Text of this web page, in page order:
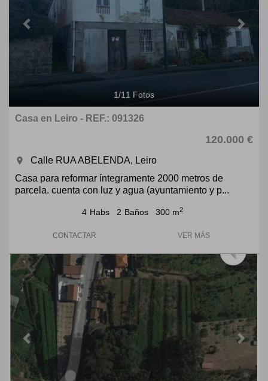
1/11 Fotos
Casa en Leiro - REF.: 091326
120.000 €
room
Calle RUA ABELENDA, Leiro
Casa para reformar íntegramente 2000 metros de
parcela. cuenta con luz y agua (ayuntamiento y p...
4 Habs 2 Baños 300 m2
CONTACTAR VER MÁS
Previous Next